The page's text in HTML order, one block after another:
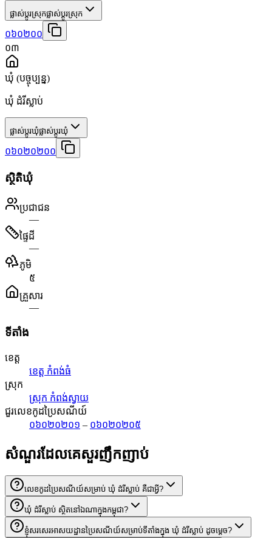
ផ្លាស់ប្តូរស្រុកផ្លាស់ប្តូរស្រុក
០៦០២០០
០៣
ឃុំ (បច្ចុប្បន្ន)
ឃុំ ដំរីស្លាប់
ផ្លាស់ប្តូរឃុំផ្លាស់ប្តូរឃុំ
០៦០២០២០០
ស្ថិតិឃុំ
ប្រជាជន
—
ផ្ទៃដី
—
ភូមិ
៥
គ្រួសារ
—
ទីតាំង
ខេត្ត
ខេត្ត កំពង់ធំ
ស្រុក
ស្រុក កំពង់ស្វាយ
ជួរលេខកូដប្រៃសណីយ៍
០៦០២០២០១ – ០៦០២០២០៥
សំណួរដែលគេសួរញឹកញាប់
លេខកូដប្រៃសណីយ៍សម្រាប់ ឃុំ ដំរីស្លាប់ គឺជាអ្វី?
ឃុំ ដំរីស្លាប់ ស្ថិតនៅឯណាក្នុងកម្ពុជា?
ខ្ញុំសរសេរអាសយដ្ឋានប្រៃសណីយ៍សម្រាប់ទីតាំងក្នុង ឃុំ ដំរីស្លាប់ ដូចម្តេច?